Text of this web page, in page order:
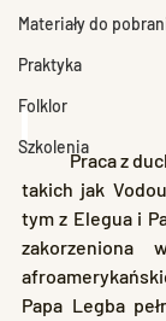
Materiały do
Praktyka
Folklor
Szkolenia
	Praca z duchami i bóstwami z religii
takich jak
tym z Elegua i
Papa Legba